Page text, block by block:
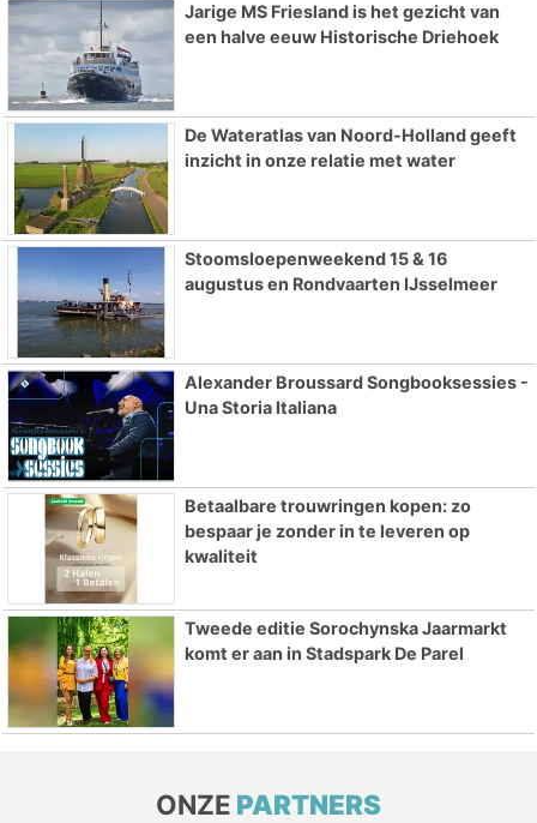
Jarige MS Friesland is het gezicht van
een halve eeuw Historische Driehoek
De Wateratlas van Noord-Holland geeft
inzicht in onze relatie met water
Stoomsloepenweekend 15 & 16
augustus en Rondvaarten IJsselmeer
Alexander Broussard Songbooksessies -
Una Storia Italiana
Betaalbare trouwringen kopen: zo
bespaar je zonder in te leveren op
kwaliteit
Tweede editie Sorochynska Jaarmarkt
komt er aan in Stadspark De Parel
ONZE PARTNERS